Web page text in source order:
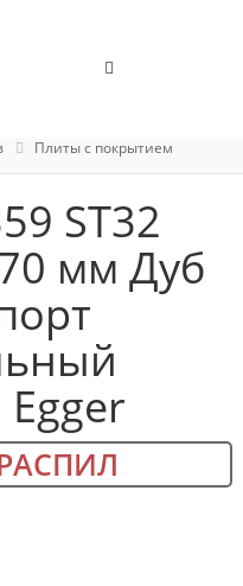
Плиты с покрытием
ST32
мм Дуб